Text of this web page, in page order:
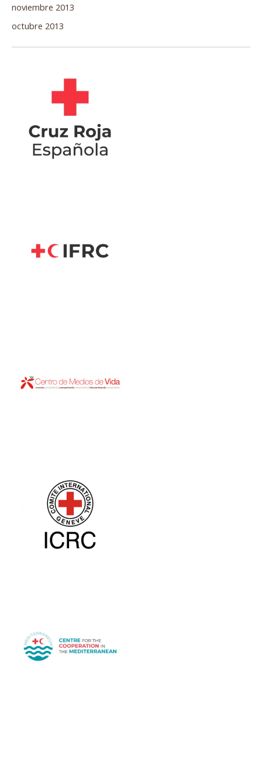
noviembre 2013
octubre 2013